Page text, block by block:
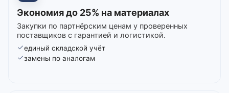
Экономия до 25% на материалах
Закупки по партнёрским ценам у проверенных
поставщиков с гарантией и логистикой.
единый складской учёт
замены по аналогам